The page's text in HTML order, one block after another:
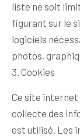
liste ne soit
figurant sur le
logiciels
photos,
3. Cookies
Ce site internet
collecte des
est utilisé. Les